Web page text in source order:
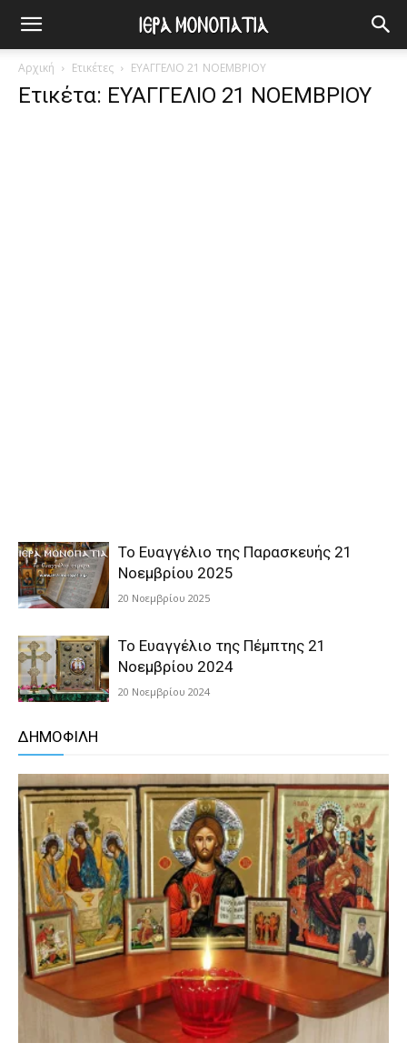
Αρχική Ετικέτες ΕΥΑΓΓΕΛΙΟ 21 ΝΟΕΜΒΡΙΟΥ
Ετικέτα: ΕΥΑΓΓΕΛΙΟ 21 ΝΟΕΜΒΡΙΟΥ
Το Ευαγγέλιο της Παρασκευής 21
Νοεμβρίου 2025
20 Νοεμβρίου 2025
Το Ευαγγέλιο της Πέμπτης 21
Νοεμβρίου 2024
20 Νοεμβρίου 2024
ΔΗΜΟΦΙΛΗ